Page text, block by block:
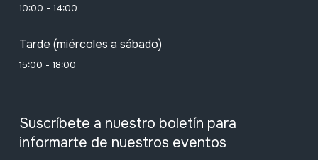
10:00 - 14:00
Tarde (miércoles a sábado)
15:00 - 18:00
Suscríbete a nuestro boletín para
informarte de nuestros eventos